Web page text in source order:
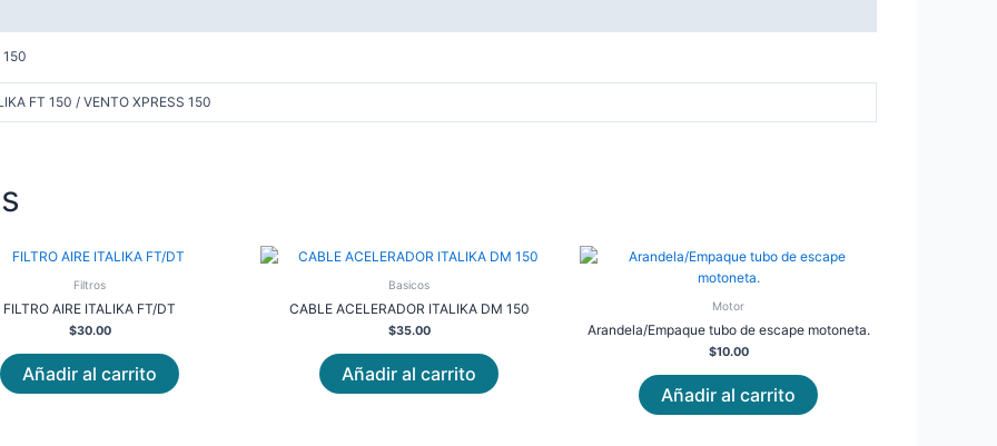
150
FT 150 / VENTO XPRESS 150
Filtros
FILTRO AIRE ITALIKA FT/DT
$30.00
Añadir al carrito
Basicos
CABLE ACELERADOR ITALIKA DM 150
$35.00
Añadir al carrito
Motor
Arandela/Empaque tubo de escape motoneta.
$10.00
Añadir al carrito